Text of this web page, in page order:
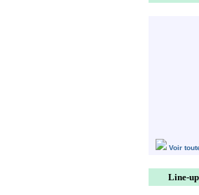
Voir
Line-